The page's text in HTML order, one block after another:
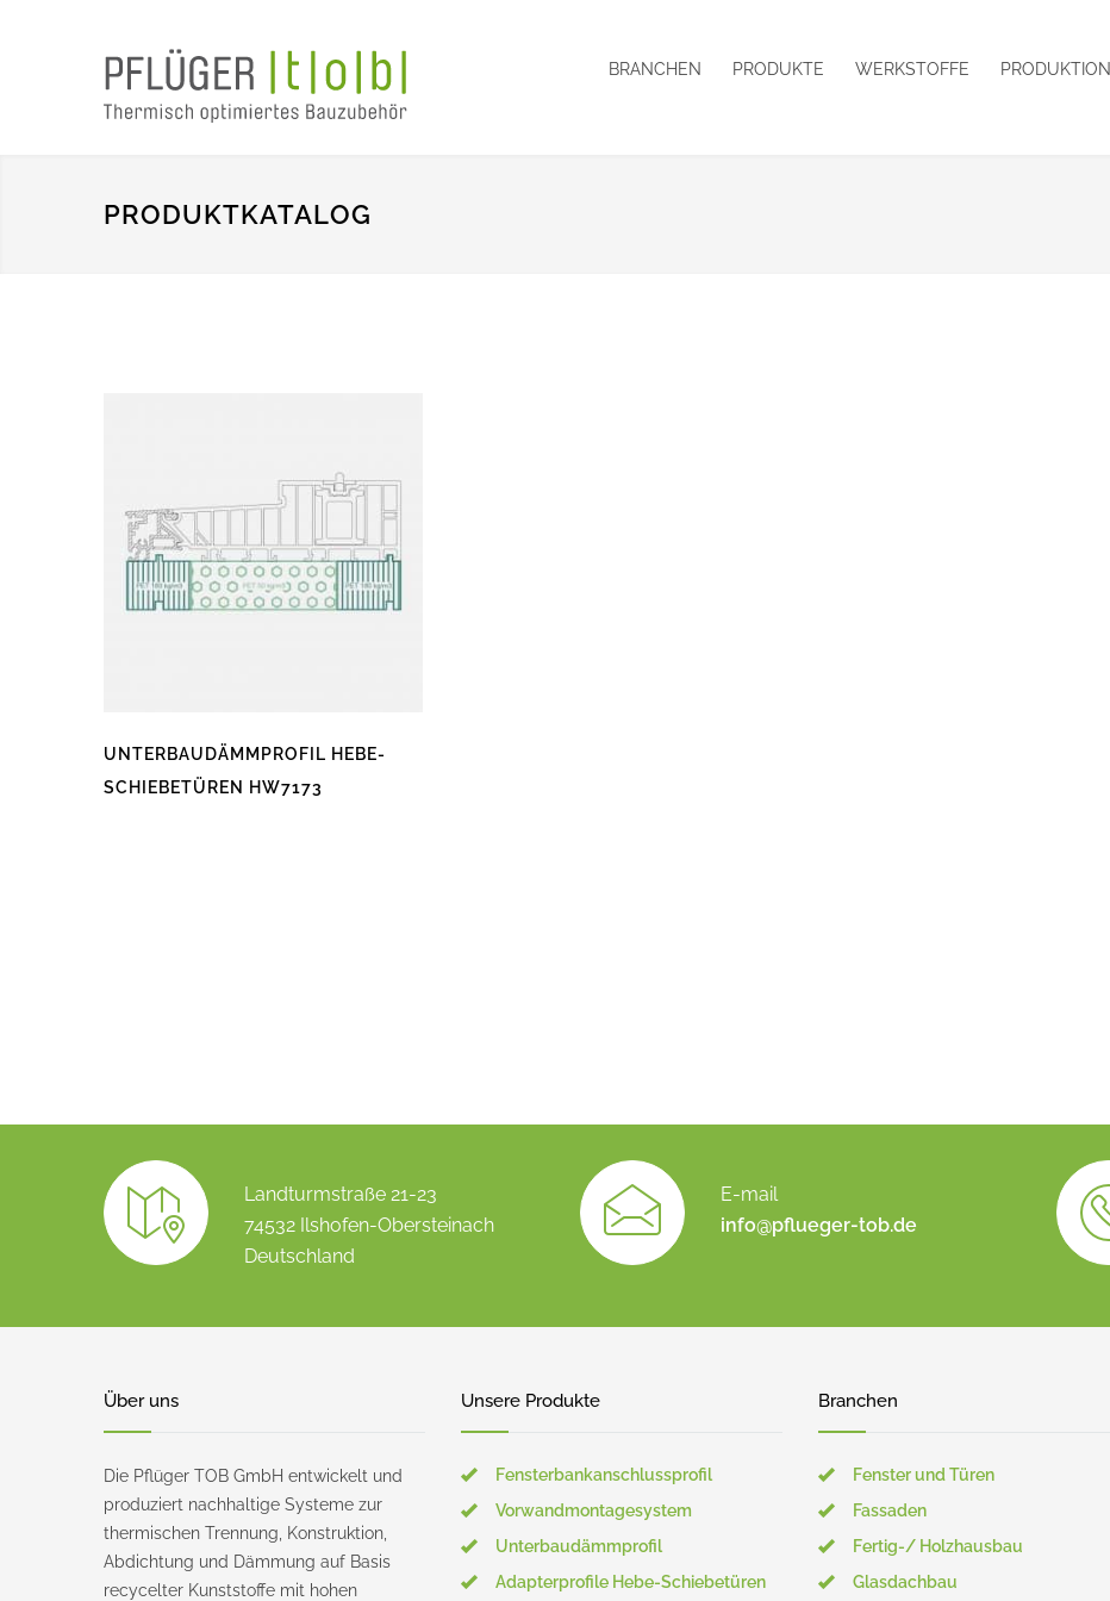
BRANCHEN PRODUKTE WERKSTOFFE PRODUKTION
PRODUKTKATALOG
UNTERBAUDÄMMPROFIL HEBE-
SCHIEBETÜREN HW7173
Landturmstraße 21-23
74532 Ilshofen-Obersteinach
Deutschland
E-mail
info@pflueger-tob.de
Über uns
Die Pflüger TOB GmbH entwickelt und
produziert nachhaltige Systeme zur
thermischen Trennung, Konstruktion,
Abdichtung und Dämmung auf Basis
recycelter Kunststoffe mit hohen
Unsere Produkte
Fensterbankanschlussprofil
Vorwandmontagesystem
Unterbaudämmprofil
Adapterprofile Hebe-Schiebetüren
Branchen
Fenster und Türen
Fassaden
Fertig-/ Holzhausbau
Glasdachbau